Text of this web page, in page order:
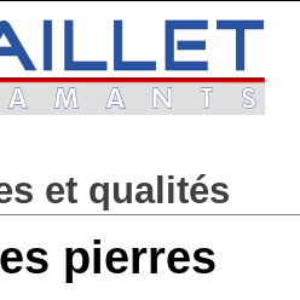
et qualités
pierres